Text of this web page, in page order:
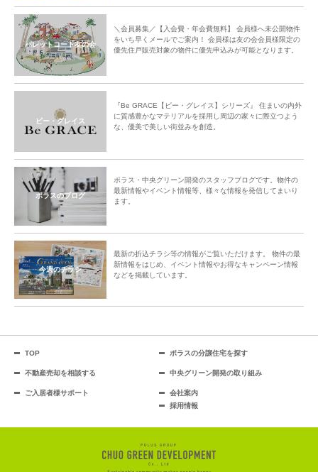
パレットコート友の会
＼会員募集／【入会費・年会費無料】 会員様へ未公開物件
をいち早くメールでご案内！ 会員様は友の会会員様限定の
優先住戸販売対象の物件に優先申込みが可能となります。
ビー・グレイス
『Be GRACE【ビー・グレイス】シリーズ』 住まいの内外
に質感豊かなマテリアルを採用し周辺の家々に際立つよう
な、優美で美しい街並みを創造。
ポラスのブログ
ポラス・中央グリーン開発のスタッフブログです。物件の
最新情報やイベント情報等、様々な情報を発信してまいり
ます。
今週のチラシ
最新の折込チラシ等の情報がご覧いただけます。 物件の最
新情報をはじめ、イベント情報やお得なキャンペーン情報
などを掲載しています。
TOP ポラスの分譲住宅を探す
不動産売却を相談する 中央グリーン開発の取り組み
ご入居者様サポート
会社案内
採用情報